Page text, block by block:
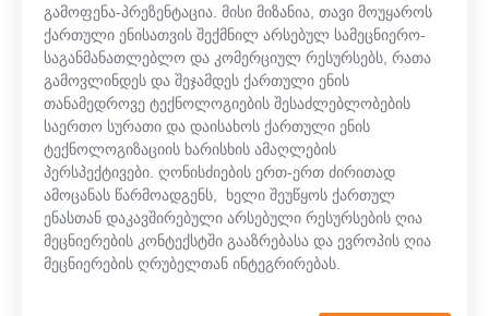
გამოფენა-პრეზენტაცია. მისი მიზანია, თავი მოუყაროს
ქართული ენისათვის შექმნილ არსებულ სამეცნიერო-
საგანმანათლებლო და კომერციულ რესურსებს, რათა
გამოვლინდეს და შეჯამდეს ქართული ენის
თანამედროვე ტექნოლოგიების შესაძლებლობების
საერთო სურათი და დაისახოს ქართული ენის
ტექნოლოგიზაციის ხარისხის ამაღლების
პერსპექტივები. ღონისძიების ერთ-ერთ ძირითად
ამოცანას წარმოადგენს, ხელი შეუწყოს ქართულ
ენასთან დაკავშირებული არსებული რესურსების ღია
მეცნიერების კონტექსტში გააზრებასა და ევროპის ღია
მეცნიერების ღრუბელთან ინტეგრირებას.